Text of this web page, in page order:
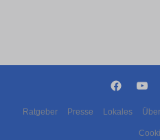
Ratgeber Presse Lokales